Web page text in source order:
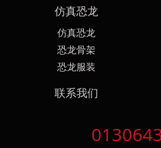
仿真恐龙
仿真恐龙
恐龙骨架
恐龙服装
联系我们